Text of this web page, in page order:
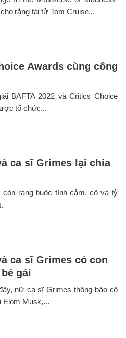
rằng tài tử Tom Cruise...
Awards cùng công
BAFTA 2022 và Critics Choice
tổ chức...
ca sĩ Grimes lại chia
ràng buộc tình cảm, cô và tỷ
ca sĩ Grimes có con
gái
nữ ca sĩ Grimes thông báo cô
Elom Musk,...